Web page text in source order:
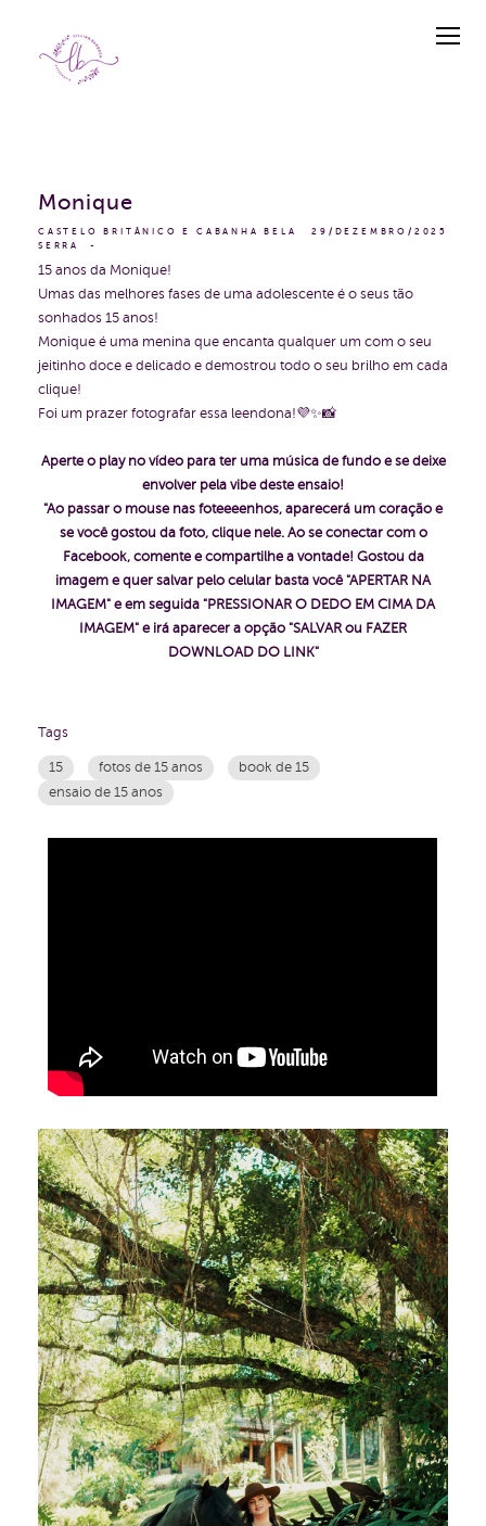
CASTELO BRITÂNICO E CABANHA BELA
SERRA
29/DEZEMBRO/2025
Monique
15 anos da Monique!
Umas das melhores fases de uma adolescente é o seus tão
sonhados 15 anos!
Monique é uma menina que encanta qualquer um com o seu
jeitinho doce e delicado e demostrou todo o seu brilho em cada
clique!
Foi um prazer fotografar essa leendona!💜✨📸
Aperte o play no vídeo para ter uma música de fundo e se deixe
envolver pela vibe deste ensaio!
"Ao passar o mouse nas foteeeenhos, aparecerá um coração e
se você gostou da foto, clique nele. Ao se conectar com o
Facebook, comente e compartilhe a vontade! Gostou da
imagem e quer salvar pelo celular basta você "APERTAR NA
IMAGEM" e em seguida "PRESSIONAR O DEDO EM CIMA DA
IMAGEM" e irá aparecer a opção "SALVAR ou FAZER
DOWNLOAD DO LINK"
Tags
15 fotos de 15 anos
book de 15
ensaio de 15 anos